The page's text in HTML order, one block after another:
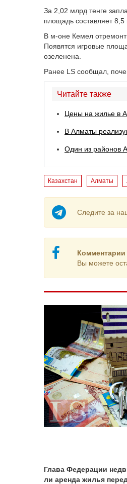
За 2,02 млрд тенге
площадь составляет 8,5
В м-оне Кемел
Появятся игровые
озеленена.
Ранее LS сообщал,
Читайте также
Цены на жилье в
В Алматы
Один из районов
Казахстан Алматы
Следите за
Вы можете
Глава Федерации
ли аренда жилья